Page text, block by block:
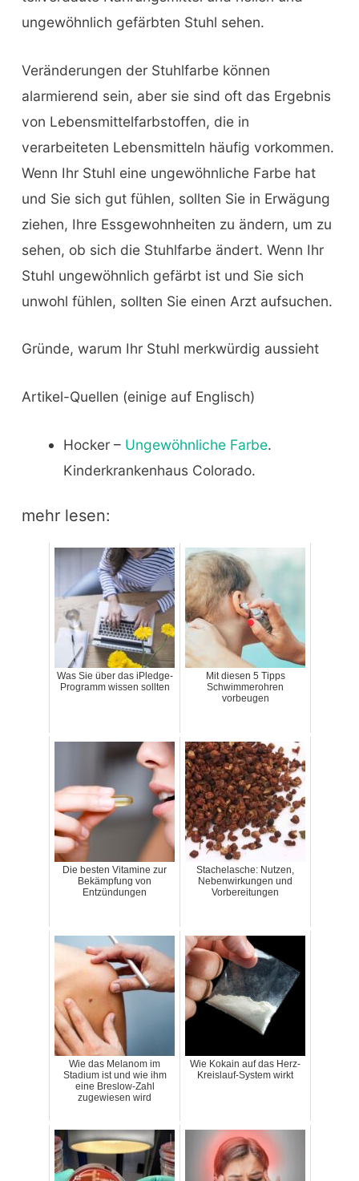
ungewöhnlich gefärbten Stuhl sehen.
Veränderungen der Stuhlfarbe können
alarmierend sein, aber sie sind oft das Ergebnis
von Lebensmittelfarbstoffen, die in
verarbeiteten Lebensmitteln häufig vorkommen.
Wenn Ihr Stuhl eine ungewöhnliche Farbe hat
und Sie sich gut fühlen, sollten Sie in Erwägung
ziehen, Ihre Essgewohnheiten zu ändern, um zu
sehen, ob sich die Stuhlfarbe ändert. Wenn Ihr
Stuhl ungewöhnlich gefärbt ist und Sie sich
unwohl fühlen, sollten Sie einen Arzt aufsuchen.
Gründe, warum Ihr Stuhl merkwürdig aussieht
Artikel-Quellen (einige auf Englisch)
Hocker – Ungewöhnliche Farbe.
Kinderkrankenhaus Colorado.
mehr lesen:
Was Sie über das iPledge-
Programm wissen sollten
Mit diesen 5 Tipps
Schwimmerohren
vorbeugen
Die besten Vitamine zur
Bekämpfung von
Entzündungen
Stachelasche: Nutzen,
Nebenwirkungen und
Vorbereitungen
Wie das Melanom im
Stadium ist und wie ihm
eine Breslow-Zahl
zugewiesen wird
Wie Kokain auf das Herz-
Kreislauf-System wirkt